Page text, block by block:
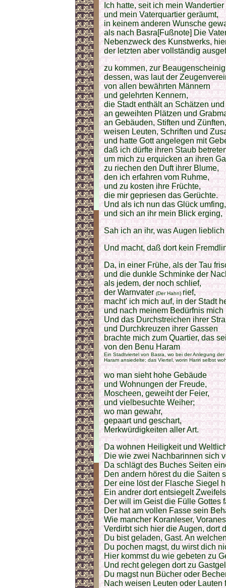
Ich hatte, seit ich mein
und mein Vaterquartier geräumt,
in keinem anderen Wunsche
als nach Basra[Fußnote] Die
Nebenzweck des Kunstwerks,
der letzten aber vollständig
zu kommen, zur
dessen, was laut der
von allen bewährten Männern
und gelehrten Kennern,
die Stadt enthält an Schätzen
an geweihten Plätzen und
an Gebäuden, Stiften und Zünften,
weisen Leuten, Schriften und
und hatte Gott angelegen mit
daß ich dürfte ihren Staub
um mich zu erquicken an ihren
zu riechen den Duft ihrer Blume,
den ich erfahren vom Ruhme,
und zu kosten ihre Früchte,
die mir gepriesen das Gerüchte.
Und als ich nun das Glück umfing,
und sich an ihr mein Blick erging,
Sah ich an ihr, was Augen
Und macht, daß dort kein
Da, in einer Frühe, als der Tau
und die dunkle Schminke der
als jedem, der noch schlief,
der Warnvater(Der Hahn)rief,
macht' ich mich auf, in der Stadt
und nach meinem Bedürfnis mich
Und das Durchstreichen ihrer
und Durchkreuzen ihrer Gassen
brachte mich zum Quartier, das
von den Benu Haram
Ein Stadtviertel von Basra, wo bei der Anlegung
Haram ansiedelte; das Viertel, worin Hariri selbst
wo man sieht hohe Gebäude
und Wohnungen der Freude,
Moscheen, geweiht der Feier,
und vielbesuchte Weiher;
wo man gewahr,
gepaart und geschart,
Merkwürdigkeiten aller Art.
Da wohnen Heiligkeit und
Die wie zwei Nachbarinnen sich
Da schlägt des Buches Seiten
Den andern hörest du die Saiten
Der eine löst der Flasche Siegel
Ein andrer dort entsiegelt
Der will im Geist die Fülle Gottes
Der hat am vollen Fasse sein
Wie mancher Koranleser,
Verdirbt sich hier die Augen, dort
Du bist geladen, Gast. An
Du pochen magst, du wirst dich
Hier kommst du wie gebeten zu
Und recht gelegen dort zu
Du magst nun Bücher oder
Nach weisen Leuten oder Lauten